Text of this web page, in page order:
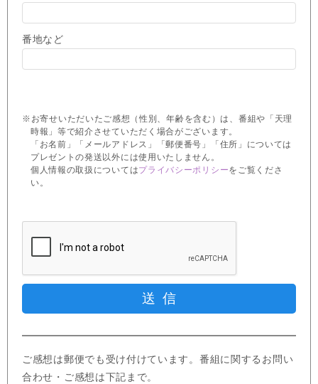
番地など
※お寄せいただいたご感想（性別、年齢を含む）は、番組や「天理
時報」等で紹介させていただく場合がございます。
「お名前」「メールアドレス」「郵便番号」「住所」については
プレゼントの発送以外には使用いたしません。
個人情報の取扱についてはプライバシーポリシーをご覧くださ
い。
ご感想は郵便でも受け付けています。番組に関するお問い
合わせ・ご感想は下記まで。